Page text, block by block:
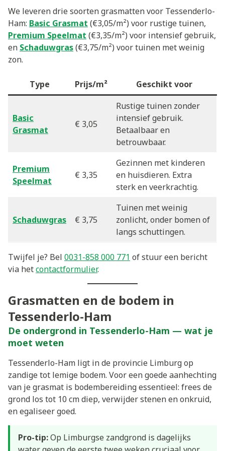
We leveren drie soorten grasmatten voor Tessenderlo-
Ham: Basic Grasmat (€3,05/m²) voor rustige tuinen,
Premium Speelmat (€3,35/m²) voor intensief gebruik,
en Schaduwgras(€3,75/m²) voor tuinen met weinig
zon.
Type Prijs/m² Geschikt voor
Basic
Grasmat
€ 3,05
Rustige tuinen zonder
intensief gebruik.
Betaalbaar en
betrouwbaar.
Premium
Speelmat
€ 3,35
Gezinnen met kinderen
en huisdieren. Extra
sterk en veerkrachtig.
Schaduwgras € 3,75
Tuinen met weinig
zonlicht, onder bomen of
langs schuttingen.
Twijfel je? Bel 0031-858 000 771 of stuur een bericht
via hetcontactformulier.
Grasmatten en de bodem in
Tessenderlo-Ham
De ondergrond in Tessenderlo-Ham — wat je
moet weten
Tessenderlo-Ham ligt in de provincie Limburg op
zandige tot lemige bodem. Voor een goede aanhechting
van je grasmat is bodembereiding essentieel: frees de
grond los tot 10 cm diep, verwijder stenen en onkruid,
en egaliseer goed.
Pro-tip:Op Limburgse zandgrond is dagelijks